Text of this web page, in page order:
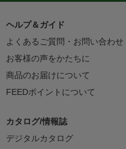
ヘルプ＆ガイド
よくあるご質問・お問い合わせ
お客様の声をかたちに
商品のお届けについて
FEEDポイントについて
カタログ/情報誌
デジタルカタログ